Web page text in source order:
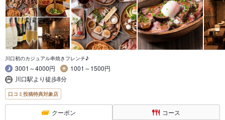
川口初のカジュアル串焼きフレンチ♪
3001～4000円
1001～1500円
川口駅より徒歩8分
口コミ投稿特典対象店
クーポン コース